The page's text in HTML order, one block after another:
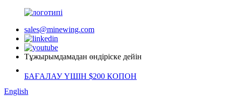
sales@minewing.com
Тұжырымдамадан өндіріске дейін
БАҒАЛАУ ҮШІН $200 КОПОН
English